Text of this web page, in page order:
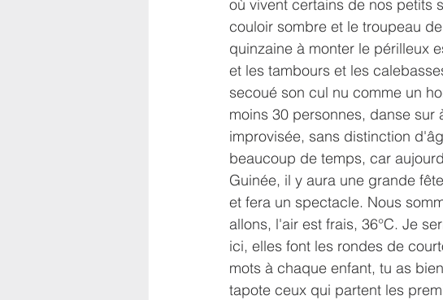
où vivent certains de nos petits
couloir sombre et le troupeau
quinzaine à monter le périlleux
et les tambours et les
secoué son cul nu comme un
moins 30 personnes, danse
improvisée, sans distinction
beaucoup de temps, car
Guinée, il y aura une grande
et fera un spectacle. Nous
allons, l'air est frais, 36°C. Je
ici, elles font les rondes de
mots à chaque enfant, tu as
tapote ceux qui partent les